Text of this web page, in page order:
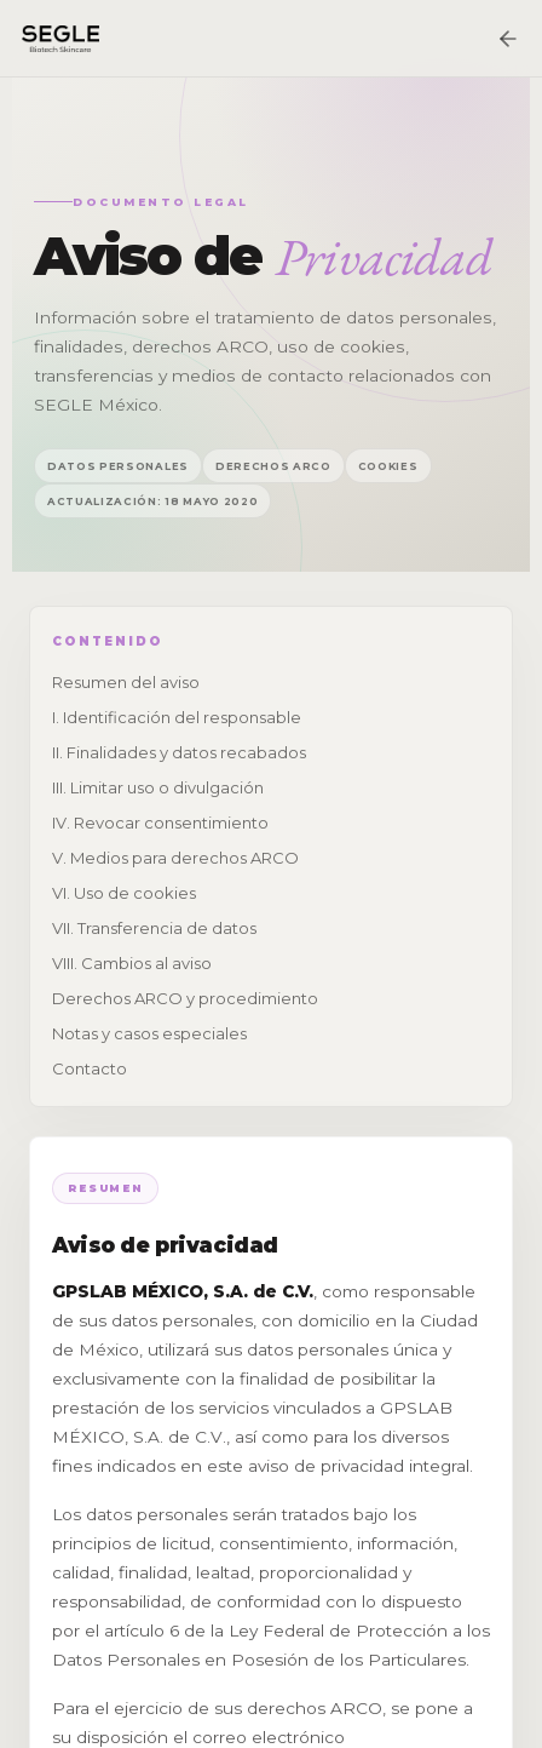
DOCUMENTO LEGAL
Aviso dePrivacidad
Información sobre el tratamiento de datos personales,
finalidades, derechos ARCO, uso de cookies,
transferencias y medios de contacto relacionados con
SEGLE México.
DATOS PERSONALES DERECHOS ARCO COOKIES
ACTUALIZACIÓN: 18 MAYO 2020
CONTENIDO
Resumen del aviso
I. Identificación del responsable
II. Finalidades y datos recabados
III. Limitar uso o divulgación
IV. Revocar consentimiento
V. Medios para derechos ARCO
VI. Uso de cookies
VII. Transferencia de datos
VIII. Cambios al aviso
Derechos ARCO y procedimiento
Notas y casos especiales
Contacto
RESUMEN
Aviso de privacidad
GPSLAB MÉXICO, S.A. de C.V. , como responsable
de sus datos personales, con domicilio en la Ciudad
de México, utilizará sus datos personales única y
exclusivamente con la finalidad de posibilitar la
prestación de los servicios vinculados a GPSLAB
MÉXICO, S.A. de C.V., así como para los diversos
fines indicados en este aviso de privacidad integral.
Los datos personales serán tratados bajo los
principios de licitud, consentimiento, información,
calidad, finalidad, lealtad, proporcionalidad y
responsabilidad, de conformidad con lo dispuesto
por el artículo 6 de la Ley Federal de Protección a los
Datos Personales en Posesión de los Particulares.
Para el ejercicio de sus derechos ARCO, se pone a
su disposición el correo electrónico